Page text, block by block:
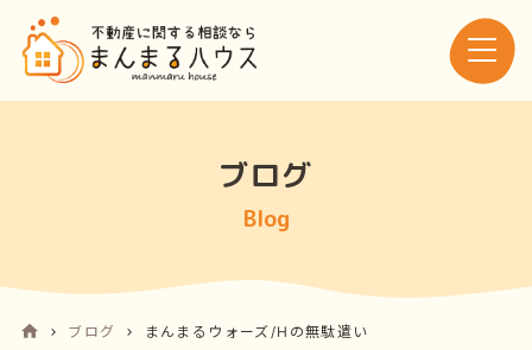
ブログ
Blog
ブログ まんまるウォーズ/Hの無駄遣い